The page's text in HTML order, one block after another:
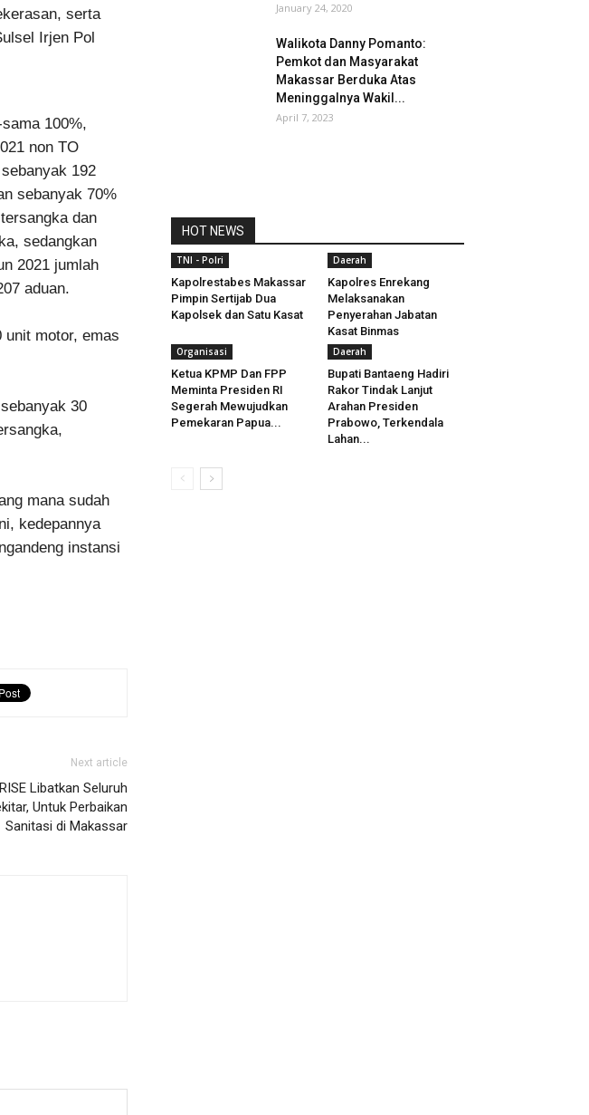
serta
Irjen Pol
100%,
non TO
192
sebanyak 70%
dan
sedangkan
2021 jumlah
aduan.
unit motor, emas
30
mana sudah
kedepannya
instansi
Next article
Libatkan Seluruh
Untuk Perbaikan
Sanitasi di Makassar
January 24, 2020
Walikota Danny Pomanto:
Pemkot dan Masyarakat
Makassar Berduka Atas
Meninggalnya Wakil...
April 7, 2023
HOT NEWS
TNI - Polri
Kapolrestabes Makassar
Pimpin Sertijab Dua
Kapolsek dan Satu Kasat
Daerah
Kapolres Enrekang
Melaksanakan
Penyerahan Jabatan
Kasat Binmas
Organisasi
Ketua KPMP Dan FPP
Meminta Presiden RI
Segerah Mewujudkan
Pemekaran Papua...
Daerah
Bupati Bantaeng Hadiri
Rakor Tindak Lanjut
Arahan Presiden
Prabowo, Terkendala
Lahan...